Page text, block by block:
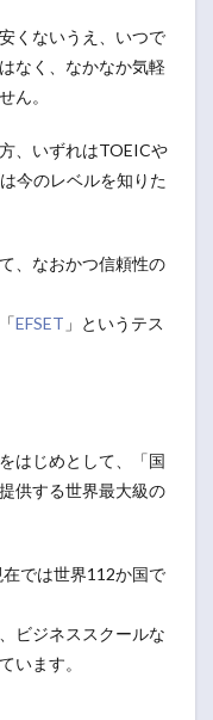
くないうえ、いつで
なく、なかなか気軽
ん。
、いずれはTOEICや
今のレベルを知りた
、なおかつ信頼性の
EFSET 」というテス
はじめとして、「国
供する世界最大級の
では世界112か国で
ビジネススクールな
います。